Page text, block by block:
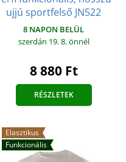
ujjú sportfelső JN522
8 NAPON BELÜL
szerdán 19. 8.önnél
8 880 Ft
RÉSZLETEK
Elasztikus
Funkcionális